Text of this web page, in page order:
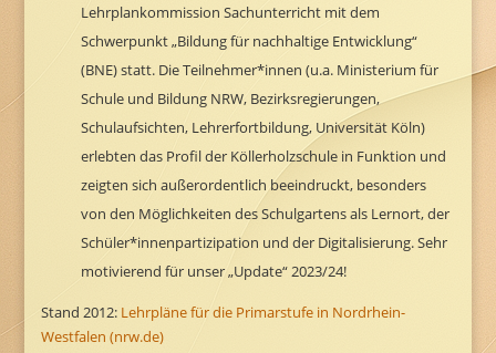
Lehrplankommission Sachunterricht mit dem
Schwerpunkt „Bildung für nachhaltige Entwicklung“
(BNE) statt. Die Teilnehmer*innen (u.a. Ministerium für
Schule und Bildung NRW, Bezirksregierungen,
Schulaufsichten, Lehrerfortbildung, Universität Köln)
erlebten das Profil der Köllerholzschule in Funktion und
zeigten sich außerordentlich beeindruckt, besonders
von den Möglichkeiten des Schulgartens als Lernort, der
Schüler*innenpartizipation und der Digitalisierung. Sehr
motivierend für unser „Update“ 2023/24!
Stand 2012: Lehrpläne für die Primarstufe in Nordrhein-
Westfalen (nrw.de)